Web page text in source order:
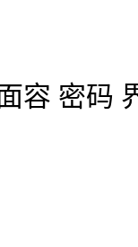
容 密码